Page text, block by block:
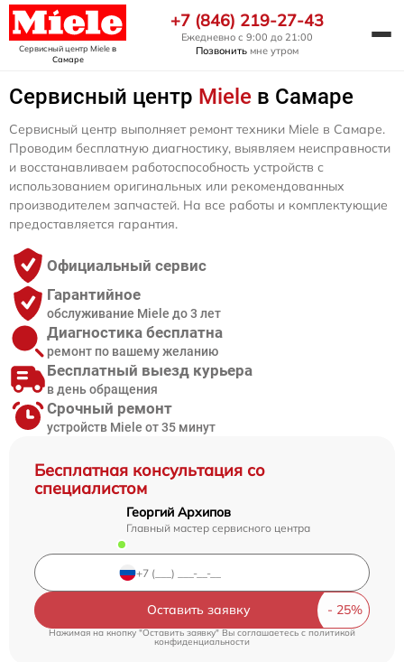
Сервисный центр Mieleв
Самаре
+7 (846) 219-27-43
Ежедневно с 9:00 до 21:00
Позвонить мне утром
Сервисный центр Miele в Самаре
Бесплатная консультация со
специалистом
Георгий Архипов
Главный мастер сервисного центра
Оставить заявку
Нажимая на кнопку "Оставить заявку" Вы соглашаетесь cполитикой
конфиденциальности
Сервисный центр выполняет ремонт техники Miele в Самаре.
Проводим бесплатную диагностику, выявляем неисправности
и восстанавливаем работоспособность устройств с
использованием оригинальных или рекомендованных
производителем запчастей. На все работы и комплектующие
предоставляется гарантия.
Официальный сервис
Гарантийное
обслуживание Miele до 3 лет
Диагностика бесплатна
ремонт по вашему желанию
Бесплатный выезд курьера
в день обращения
Срочный ремонт
устройств Miele от 35 минут